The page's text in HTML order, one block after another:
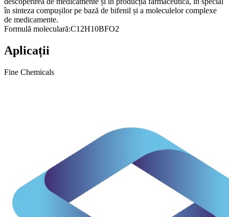
în sinteza compușilor pe bază de bifenil și a moleculelor complexe
de medicamente.
Formulă moleculară:C12H10BFO2
Aplicații
Fine Chemicals